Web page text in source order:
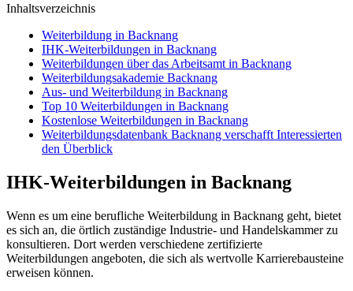
Inhaltsverzeichnis
Weiterbildung in Backnang
IHK-Weiterbildungen in Backnang
Weiterbildungen über das Arbeitsamt in Backnang
Weiterbildungsakademie Backnang
Aus- und Weiterbildung in Backnang
Top 10 Weiterbildungen in Backnang
Kostenlose Weiterbildungen in Backnang
Weiterbildungsdatenbank Backnang verschafft Interessierten
den Überblick
IHK-Weiterbildungen in Backnang
Wenn es um eine berufliche Weiterbildung in Backnang geht, bietet
es sich an, die örtlich zuständige Industrie- und Handelskammer zu
konsultieren. Dort werden verschiedene zertifizierte
Weiterbildungen angeboten, die sich als wertvolle Karrierebausteine
erweisen können.